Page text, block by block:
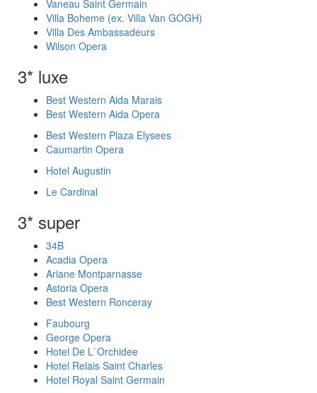
Vaneau Saint Germain
Villa Boheme (ex. Villa Van GOGH)
Villa Des Ambassadeurs
Wilson Opera
3* luxe
Best Western Aida Marais
Best Western Aida Opera
Best Western Plaza Elysees
Caumartin Opera
Hotel Augustin
Le Cardinal
3* super
34B
Acadia Opera
Ariane Montparnasse
Astoria Opera
Best Western Ronceray
Faubourg
George Opera
Hotel De L`Orchidee
Hotel Relais Saint Charles
Hotel Royal Saint Germain